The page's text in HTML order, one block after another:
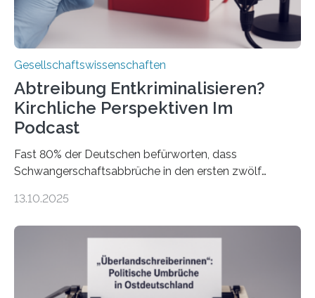
Gesellschaftswissenschaften
Abtreibung Entkriminalisieren?
Kirchliche Perspektiven Im
Podcast
Fast 80% der Deutschen befürworten, dass
Schwangerschaftsabbrüche in den ersten zwölf
doch bleibt das Thema hoch emotional und politisch
einer gesellschaftlichen Spaltung des Landes, und
2025 sorgt der Fall Brosius-Gersdorf für
Schlagzeilen.Das Sozialwissenschaftliche Institut der
EKD hat untersucht, wie Menschen in Deutschland
13.10.2025